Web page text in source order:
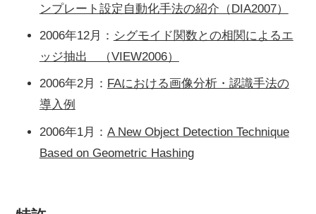
ンプレート設定自動化手法の紹介（DIA2007）
2006年12月： シグモイド関数との相関によるエ
ッジ抽出 （VIEW2006）
2006年2月： FAにおける画像分析・認識手法の
導入例
2006年1月： A New Object Detection Technique
Based on Geometric Hashing